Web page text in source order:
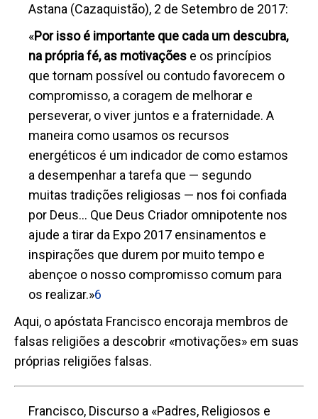
Astana (Cazaquistão), 2 de Setembro de 2017:
«Por isso é importante que cada um descubra,
na própria fé, as motivações e os princípios
que tornam possível ou contudo favorecem o
compromisso, a coragem de melhorar e
perseverar, o viver juntos e a fraternidade. A
maneira como usamos os recursos
energéticos é um indicador de como estamos
a desempenhar a tarefa que — segundo
muitas tradições religiosas — nos foi confiada
por Deus... Que Deus Criador omnipotente nos
ajude a tirar da Expo 2017 ensinamentos e
inspirações que durem por muito tempo e
abençoe o nosso compromisso comum para
os realizar.»6
Aqui, o apóstata Francisco encoraja membros de
falsas religiões a descobrir «motivações» em suas
próprias religiões falsas.
Francisco, Discurso a «Padres, Religiosos e